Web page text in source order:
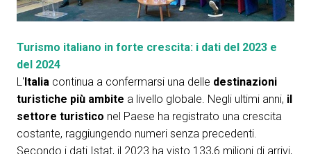
Turismo italiano in forte crescita: i dati del 2023 e
del 2024
L' Italia continua a confermarsi una delle destinazioni
turistiche più ambite a livello globale. Negli ultimi anni, il
settore turistico nel Paese ha registrato una crescita
costante, raggiungendo numeri senza precedenti.
Secondo i dati Istat, il 2023 ha visto 133,6 milioni di arrivi,